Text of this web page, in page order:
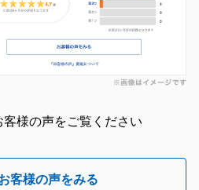
様の声をご覧ください
客様の声をみる